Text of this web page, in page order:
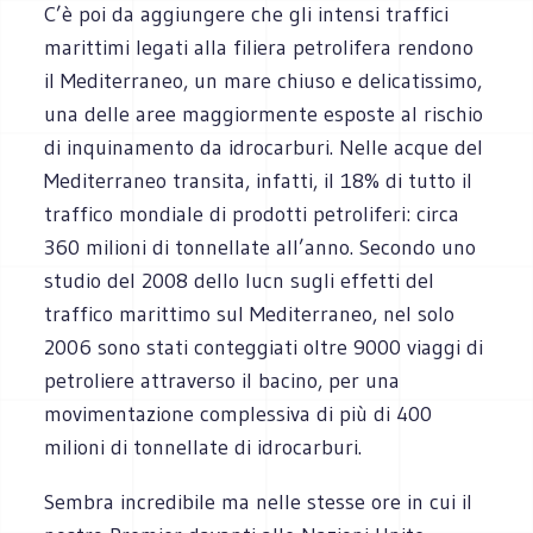
C’è poi da aggiungere che gli intensi traffici
marittimi legati alla filiera petrolifera rendono
il Mediterraneo, un mare chiuso e delicatissimo,
una delle aree maggiormente esposte al rischio
di inquinamento da idrocarburi. Nelle acque del
Mediterraneo transita, infatti, il 18% di tutto il
traffico mondiale di prodotti petroliferi: circa
360 milioni di tonnellate all’anno. Secondo uno
studio del 2008 dello Iucn sugli effetti del
traffico marittimo sul Mediterraneo, nel solo
2006 sono stati conteggiati oltre 9000 viaggi di
petroliere attraverso il bacino, per una
movimentazione complessiva di più di 400
milioni di tonnellate di idrocarburi.
Sembra incredibile ma nelle stesse ore in cui il